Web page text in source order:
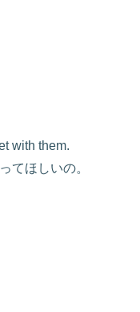
with them.
てほしいの。